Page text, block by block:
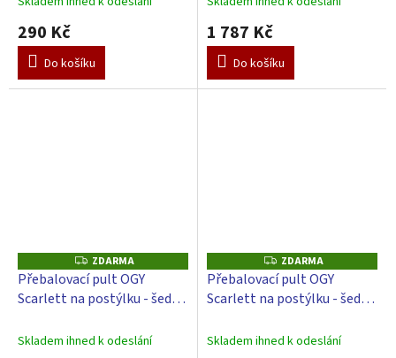
290 Kč
Do košíku
1 787 Kč
Do košíku
Z
D
A
R
M
ZDARMA
Přebalovací pult OGY
Scarlett na postýlku - šedý -
Slon - Modrý
Skladem ihned k odeslání
Z
D
A
R
M
ZDARMA
Přebalovací pult OGY
Scarlett na postýlku - šedý -
Galaxy - Béžový
Skladem ihned k odeslání